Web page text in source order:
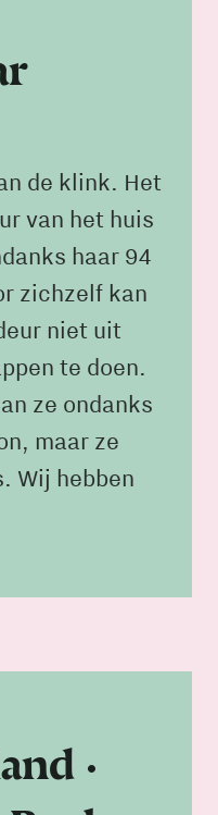
de klink. Het
van het huis
haar 94
zichzelf kan
niet uit
te doen.
ze ondanks
maar ze
Wij hebben
•